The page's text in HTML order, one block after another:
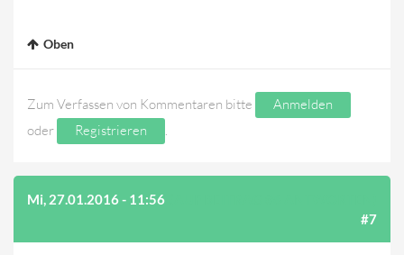
Oben
Zum Verfassen von Kommentaren bitte
Anmelden
oder
Registrieren .
Mi, 27.01.2016 - 11:56
#7